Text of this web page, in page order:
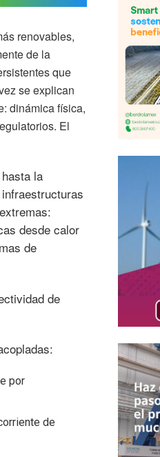
renovables,
de la
que
se explican
dinámica física,
El
la
desde calor
de
de
por
de